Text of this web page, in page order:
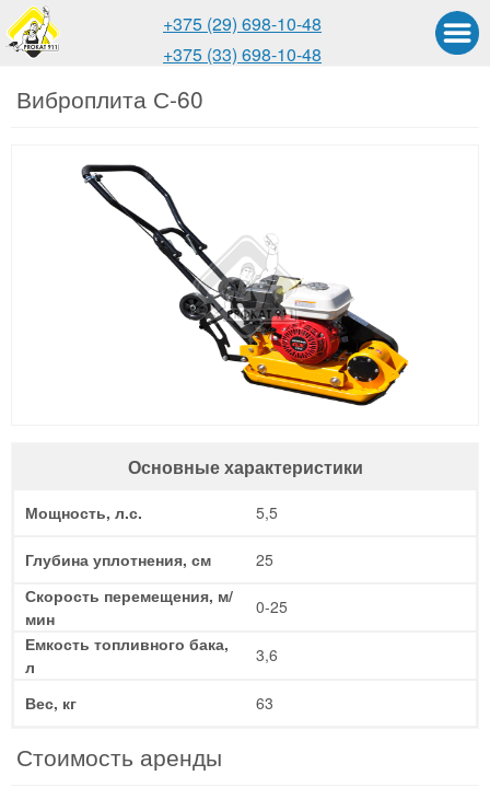
Виброплита С-60
Основные характеристики
Мощность, л.с. 5,5
Глубина уплотнения, см
25
Скорость перемещения, м/
мин
0-25
Емкость топливного бака,
л
3,6
Вес, кг 63
Стоимость аренды
+375 (29) 698-10-48
+375 (33) 698-10-48